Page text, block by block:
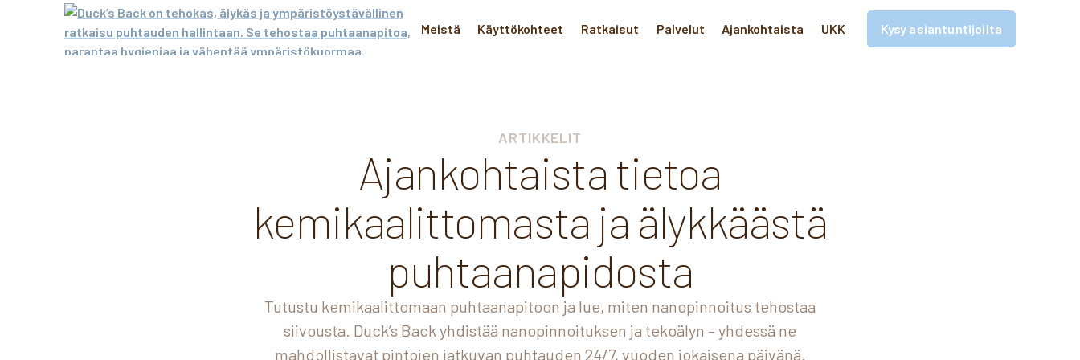
Meistä Käyttökohteet Ratkaisut Palvelut Ajankohtaista UKK Kysy asiantuntijoilta
ARTIKKELIT
Ajankohtaista tietoa
kemikaalittomasta ja älykkäästä
puhtaanapidosta
Tutustu kemikaalittomaan puhtaanapitoon ja lue, miten nanopinnoitus tehostaa
siivousta. Duck’s Back yhdistää nanopinnoituksen ja tekoälyn – yhdessä ne
mahdollistavat pintojen jatkuvan puhtauden 24/7, vuoden jokaisena päivänä.